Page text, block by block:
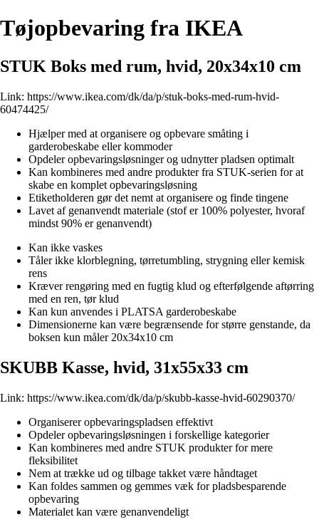
Tøjopbevaring fra IKEA
STUK Boks med rum, hvid, 20x34x10 cm
Link: https://www.ikea.com/dk/da/p/stuk-boks-med-rum-hvid-
60474425/
Hjælper med at organisere og opbevare småting i
garderobeskabe eller kommoder
Opdeler opbevaringsløsninger og udnytter pladsen optimalt
Kan kombineres med andre produkter fra STUK-serien for at
skabe en komplet opbevaringsløsning
Etiketholderen gør det nemt at organisere og finde tingene
Lavet af genanvendt materiale (stof er 100% polyester, hvoraf
mindst 90% er genanvendt)
Kan ikke vaskes
Tåler ikke klorblegning, tørretumbling, strygning eller kemisk
rens
Kræver rengøring med en fugtig klud og efterfølgende aftørring
med en ren, tør klud
Kan kun anvendes i PLATSA garderobeskabe
Dimensionerne kan være begrænsende for større genstande, da
boksen kun måler 20x34x10 cm
SKUBB Kasse, hvid, 31x55x33 cm
Link: https://www.ikea.com/dk/da/p/skubb-kasse-hvid-60290370/
Organiserer opbevaringspladsen effektivt
Opdeler opbevaringsløsningen i forskellige kategorier
Kan kombineres med andre STUK produkter for mere
fleksibilitet
Nem at trække ud og tilbage takket være håndtaget
Kan foldes sammen og gemmes væk for pladsbesparende
opbevaring
Materialet kan være genanvendeligt